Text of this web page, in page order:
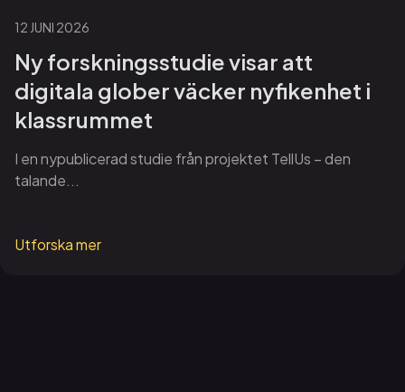
12 JUNI 2026
Ny forskningsstudie visar att
digitala glober väcker nyfikenhet i
klassrummet
I en nypublicerad studie från projektet TellUs – den
talande...
Utforska mer